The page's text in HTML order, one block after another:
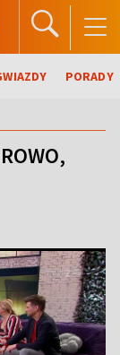
PORADY